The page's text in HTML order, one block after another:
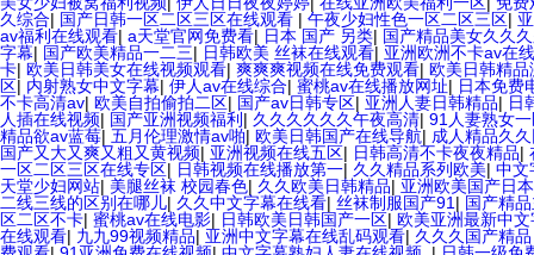
久综合| 国产日韩一区二区三区在线观看 | 午夜少妇性色一区二区三区|
av福利在线观看| a天堂官网免费看| 日本 国产 另类| 国产精品美女久久
字幕| 国产欧美精品一二三| 日韩欧美 丝袜在线观看| 亚洲欧洲不卡av在
卡| 欧美日韩美女在线视频观看| 爽爽爽视频在线免费观看| 欧美日韩精品
区| 内射熟女中文字幕| 伊人av在线综合| 蜜桃av在线播放网址| 日本免费
不卡高清av| 欧美自拍偷拍二区| 国产av日韩专区| 亚洲人妻日韩精品| 日
人插在线视频| 国产亚洲视频福利 | 久久久久久久午夜高清| 91人妻熟女
精品欲av蓝莓| 五月伦理激情av啪| 欧美日韩国产在线导航| 成人精品久
国产又大又爽又粗又黄视频| 亚洲视频在线五区| 日韩高清不卡夜夜精品|
一区二区三区在线专区| 日韩视频在线播放第一| 久久精品系列欧美| 中文
天堂少妇网站| 美腿丝袜 校园春色| 久久欧美日韩精品| 亚洲欧美国产日
二线三线的区别在哪儿| 久久中文字幕在线看| 丝袜制服国产91 | 国产精
区二区不卡| 蜜桃av在线电影| 日韩欧美日韩国产一区| 欧美亚洲最新中文
在线观看| 九九99视频精品| 亚洲中文字幕在线乱码观看| 久久久国产精